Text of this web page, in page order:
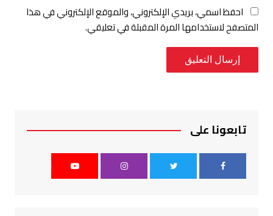
احفظ اسمي، بريدي الإلكتروني، والموقع الإلكتروني في هذا
المتصفح لاستخدامها المرة المقبلة في تعليقي.
تابعونا على